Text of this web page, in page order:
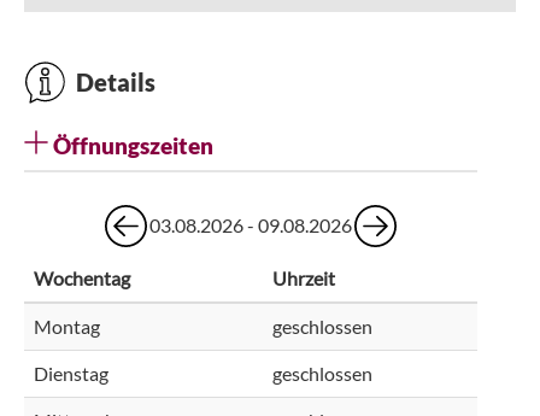
Details
Öffnungszeiten
03.08.2026 - 09.08.2026
Wochentag Uhrzeit
Montag geschlossen
Dienstag geschlossen